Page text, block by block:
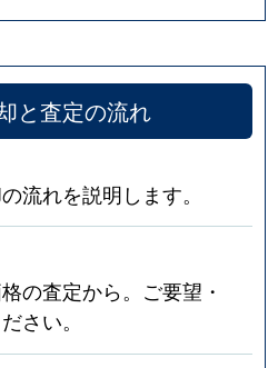
と査定の流れ
流れを説明します。
の査定から。ご要望・
さい。